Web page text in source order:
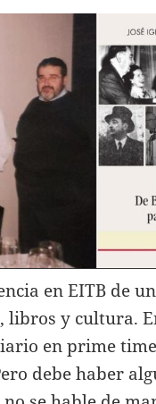
en EITB de
y cultura.
en prime
debe haber